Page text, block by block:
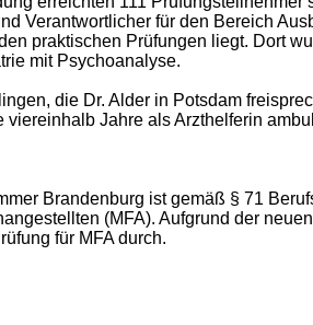
Verantwortlicher für den Bereich
praktischen Prüfungen liegt. Dort
mit Psychoanalyse.
die Dr. Alder in Potsdam
viereinhalb Jahre als Arzthelferin
Brandenburg ist gemäß § 71
(MFA). Aufgrund der
für MFA durch.